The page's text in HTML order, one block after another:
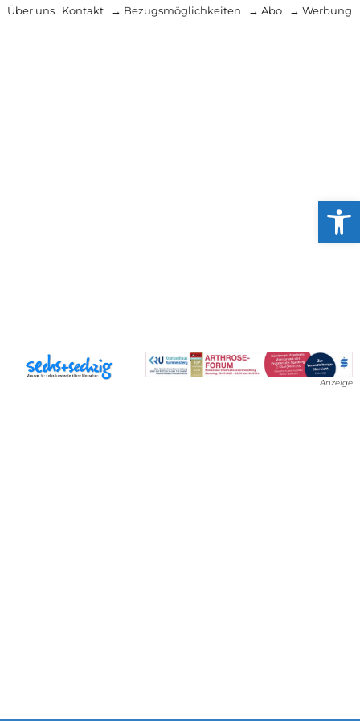
Über uns Kontakt → Bezugsmöglichkeiten → Abo → Werbung
Anzeige